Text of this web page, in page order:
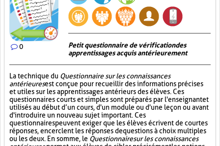
0
Petit questionnaire de vérification des
apprentissages acquis antérieurement
La technique du Questionnaire sur les connaissances
antérieuresest conçue pour recueillir des informations précises
et utiles sur les apprentissages antérieurs des élèves. Ces
questionnaires courts et simples sont préparés par l'enseignant et
utilisés au début d’un cours, d'un module ou d'une leçon ou avant
d'introduire un nouveau sujet important. Ces
questionnaires peuvent exiger que les élèves écrivent de courtes
réponses, encerclent les réponses de questions à choix multiples
ou les deux. En somme, le Questionnaire sur les connaissances